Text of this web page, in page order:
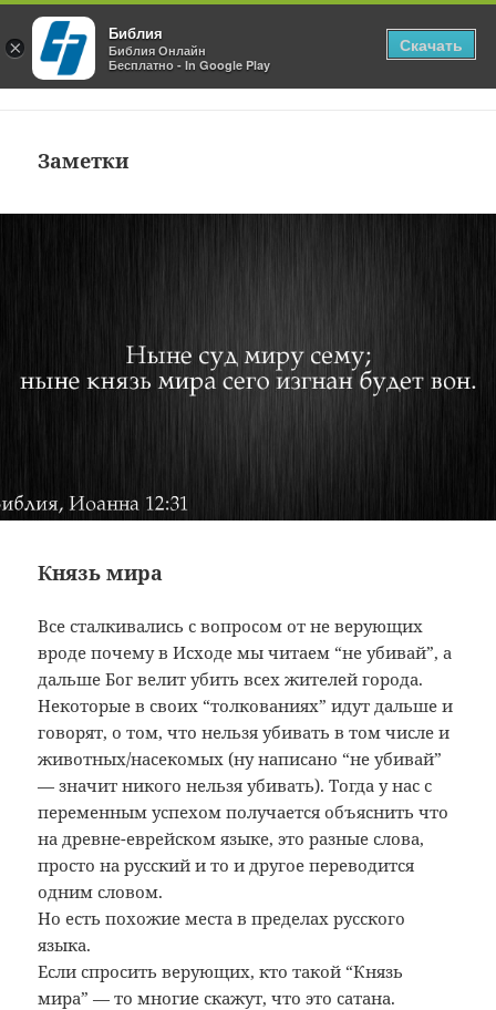
Блог Библия Онлайн
МЕНЮ
Заметки
Князь мира
Все сталкивались с вопросом от не верующих
вроде почему в Исходе мы читаем “не убивай”, а
дальше Бог велит убить всех жителей города.
Некоторые в своих “толкованиях” идут дальше и
говорят, о том, что нельзя убивать в том числе и
животных/насекомых (ну написано “не убивай”
— значит никого нельзя убивать). Тогда у нас с
переменным успехом получается объяснить что
на древне-еврейском языке, это разные слова,
просто на русский и то и другое переводится
одним словом.
Но есть похожие места в пределах русского
языка.
Если спросить верующих, кто такой “Князь
мира” — то многие скажут, что это сатана.
×
Библия
Библия Онлайн
Бесплатно - In Google Play
Скачать